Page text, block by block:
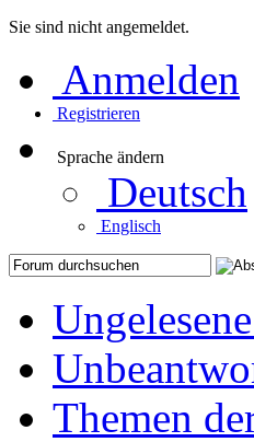
Sie sind nicht angemeldet.
Anmelden
Registrieren
Sprache ändern
Deutsch
Englisch
Themen